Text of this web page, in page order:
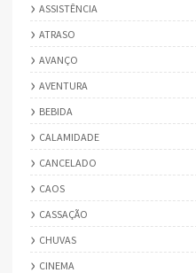
ASSISTÊNCIA
ATRASO
AVANÇO
AVENTURA
BEBIDA
CALAMIDADE
CANCELADO
CAOS
CASSAÇÃO
CHUVAS
CINEMA